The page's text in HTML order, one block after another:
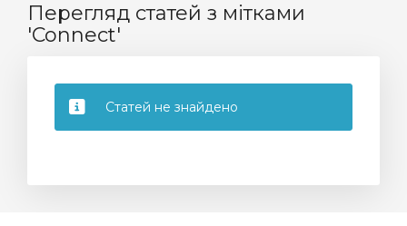
Перегляд статей з мітками
'Connect'
Статей не знайдено